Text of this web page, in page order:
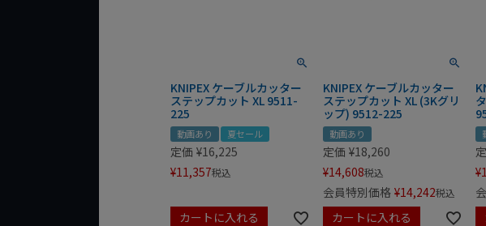
KNIPEX ケーブルカッター
ステップカット XL 9511-
225
動画あり 夏セール
定価 ¥16,225
¥11,357税込
カートに入れる
KNIPEX ケーブルカッター
ステップカット XL (3Kグリ
ップ) 9512-225
動画あり
定価 ¥18,260
¥14,608税込
会員特別価格 ¥14,242税込
カートに入れる
¥